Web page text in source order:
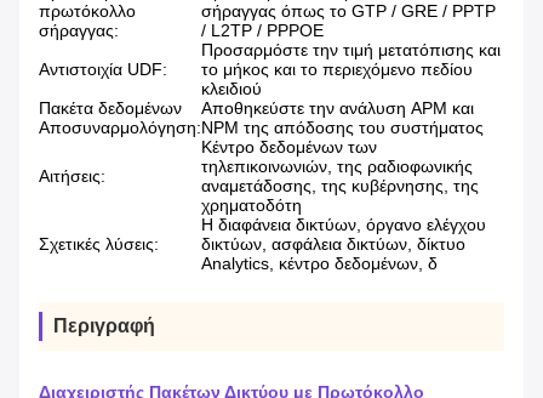
πρωτόκολλο
σήραγγας:
σήραγγας όπως το GTP / GRE / PPTP
/ L2TP / PPPOE
Αντιστοιχία UDF:
Προσαρμόστε την τιμή μετατόπισης και
το μήκος και το περιεχόμενο πεδίου
κλειδιού
Πακέτα δεδομένων
Αποσυναρμολόγηση:
Αποθηκεύστε την ανάλυση APM και
NPM της απόδοσης του συστήματος
Αιτήσεις:
Κέντρο δεδομένων των
τηλεπικοινωνιών, της ραδιοφωνικής
αναμετάδοσης, της κυβέρνησης, της
χρηματοδότη
Σχετικές λύσεις:
Η διαφάνεια δικτύων, όργανο ελέγχου
δικτύων, ασφάλεια δικτύων, δίκτυο
Analytics, κέντρο δεδομένων, δ
Περιγραφή
Διαχειριστής Πακέτων Δικτύου με Πρωτόκολλο